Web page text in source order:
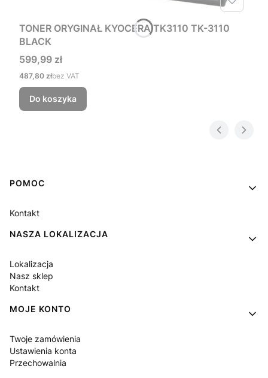
TONER ORYGINAŁ KYOCERA TK3110 TK-3110
BLACK
Cena
599,99 zł
Cena
487,80 złbez VAT
Do koszyka
Linki w stopce
POMOC
Kontakt
NASZA LOKALIZACJA
Lokalizacja
Nasz sklep
Kontakt
MOJE KONTO
Twoje zamówienia
Ustawienia konta
Przechowalnia